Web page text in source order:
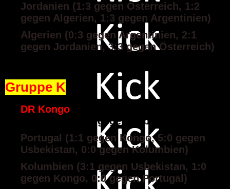
Jordanien (1:3 gegen Österreich, 1:2
gegen Algerien, 1:3 gegen Argentinien)
Algerien (0:3 gegen Argentinien, 2:1
gegen Jordanien, 3:3 gegen Österreich)
Gruppe K
DR Kongo
Kolumbien, 3:1 gegen Usbekistan)
Portugal (1:1 gegen Kongo, 5:0 gegen
Usbekistan, 0:0 gegen Kolumbien)
Kolumbien (3:1 gegen Usbekistan, 1:0
gegen Kongo, 0:0 gegen Portugal)